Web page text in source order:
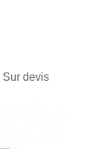
Sur devis